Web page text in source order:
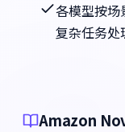
各模型按场
复杂任务处
Amazon